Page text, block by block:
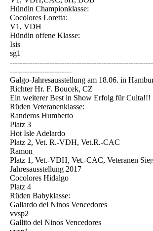
Hündin Championklasse:
Cocolores Loretta:
V1, VDH
Hündin offene Klasse:
Isis
sg1
-------------------------
Galgo-Jahresausstellung am 18.06. in
Richter Hr. F. Boucek, CZ
Ein weiterer Best in Show Erfolg für Culta!!!
Rüden Veteranenklasse:
Randeros Humberto
Platz 3
Hot Isle Adelardo
Platz 2, Vet. R.-VDH, Vet.R.-CAC
Ramon
Platz 1, Vet.-VDH, Vet.-CAC, Veteranen
Jahresausstellung 2017
Cocolores Hidalgo
Platz 4
Rüden Babyklasse:
Gallardo del Ninos Vencedores
vvsp2
Gallito del Ninos Vencedores